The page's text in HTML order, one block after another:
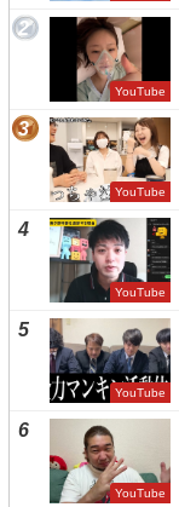
2
YouTube
3
YouTube
4
YouTube
5
YouTube
6
YouTube